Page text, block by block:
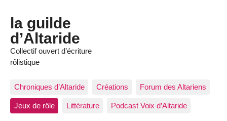
la guilde
d’Altaride
Collectif ouvert d’écriture
rôlistique
Chroniques d’Altaride Créations Forum des Altariens
Jeux de rôle Littérature Podcast Voix d’Altaride